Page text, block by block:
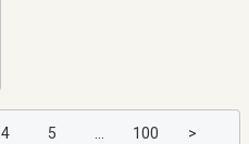
4 5 ... 100 >